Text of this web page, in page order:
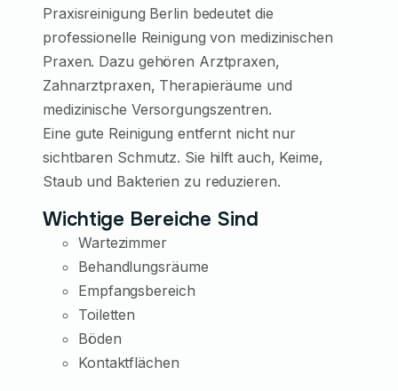
Praxisreinigung Berlin bedeutet die
professionelle Reinigung von medizinischen
Praxen. Dazu gehören Arztpraxen,
Zahnarztpraxen, Therapieräume und
medizinische Versorgungszentren.
Eine gute Reinigung entfernt nicht nur
sichtbaren Schmutz. Sie hilft auch, Keime,
Staub und Bakterien zu reduzieren.
Wichtige Bereiche Sind
Wartezimmer
Behandlungsräume
Empfangsbereich
Toiletten
Böden
Kontaktflächen